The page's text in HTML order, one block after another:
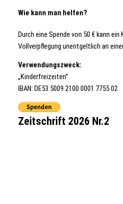
Wie kann man helfen?
Durch eine Spende von 50 € kann ein
Vollverpflegung unentgeltlich an
Verwendungszweck:
„Kinderfreizeiten”
IBAN: DE53 5009 2100 0001 7755 02
Zeitschrift 2026 Nr.2